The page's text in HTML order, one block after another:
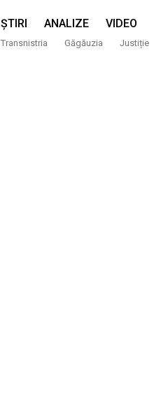
ȘTIRI ANALIZE VIDEO
Transnistria Găgăuzia Justiție